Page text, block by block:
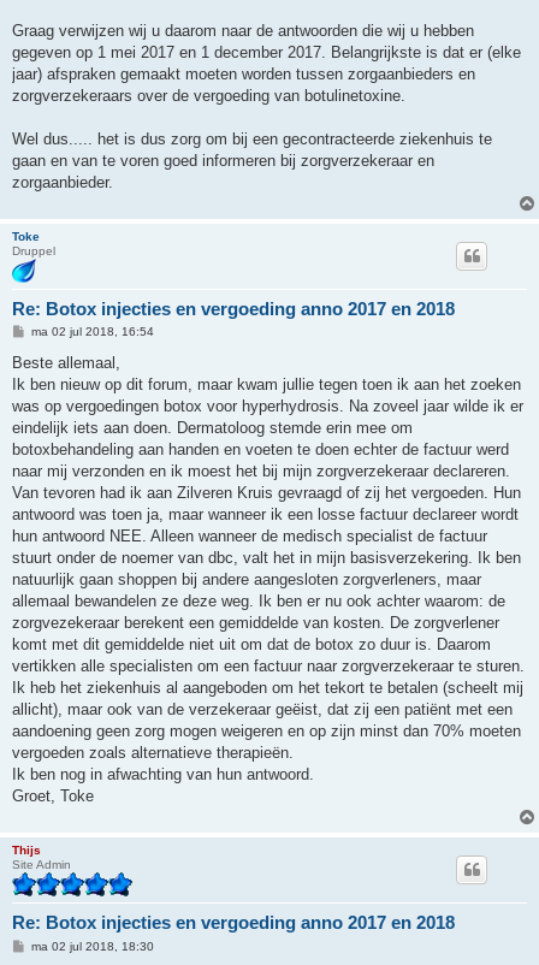
Graag verwijzen wij u daarom naar de antwoorden die wij u hebben
gegeven op 1 mei 2017 en 1 december 2017. Belangrijkste is dat er (elke
jaar) afspraken gemaakt moeten worden tussen zorgaanbieders en
zorgverzekeraars over de vergoeding van botulinetoxine.
Wel dus..... het is dus zorg om bij een gecontracteerde ziekenhuis te
gaan en van te voren goed informeren bij zorgverzekeraar en
zorgaanbieder.
Toke
Druppel
Re: Botox injecties en vergoeding anno 2017 en 2018
B
r
c
h
ma 02 jul 2018, 16:54
Beste allemaal,
Ik ben nieuw op dit forum, maar kwam jullie tegen toen ik aan het zoeken
was op vergoedingen botox voor hyperhydrosis. Na zoveel jaar wilde ik er
eindelijk iets aan doen. Dermatoloog stemde erin mee om
botoxbehandeling aan handen en voeten te doen echter de factuur werd
naar mij verzonden en ik moest het bij mijn zorgverzekeraar declareren.
Van tevoren had ik aan Zilveren Kruis gevraagd of zij het vergoeden. Hun
antwoord was toen ja, maar wanneer ik een losse factuur declareer wordt
hun antwoord NEE. Alleen wanneer de medisch specialist de factuur
stuurt onder de noemer van dbc, valt het in mijn basisverzekering. Ik ben
natuurlijk gaan shoppen bij andere aangesloten zorgverleners, maar
allemaal bewandelen ze deze weg. Ik ben er nu ook achter waarom: de
zorgvezekeraar berekent een gemiddelde van kosten. De zorgverlener
komt met dit gemiddelde niet uit om dat de botox zo duur is. Daarom
vertikken alle specialisten om een factuur naar zorgverzekeraar te sturen.
Ik heb het ziekenhuis al aangeboden om het tekort te betalen (scheelt mij
allicht), maar ook van de verzekeraar geëist, dat zij een patiënt met een
aandoening geen zorg mogen weigeren en op zijn minst dan 70% moeten
vergoeden zoals alternatieve therapieën.
Ik ben nog in afwachting van hun antwoord.
Groet, Toke
Thijs
Site Admin
Re: Botox injecties en vergoeding anno 2017 en 2018
Bma 02 jul 2018, 18:30